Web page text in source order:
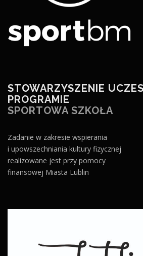
STOWARZYSZENIE
PROGRAMIE
SPORTOWA SZKOŁA
Zadanie w zakresie wspierania
i upowszechniania kultury fizycznej
realizowane jest przy pomocy
finansowej Miasta Lublin